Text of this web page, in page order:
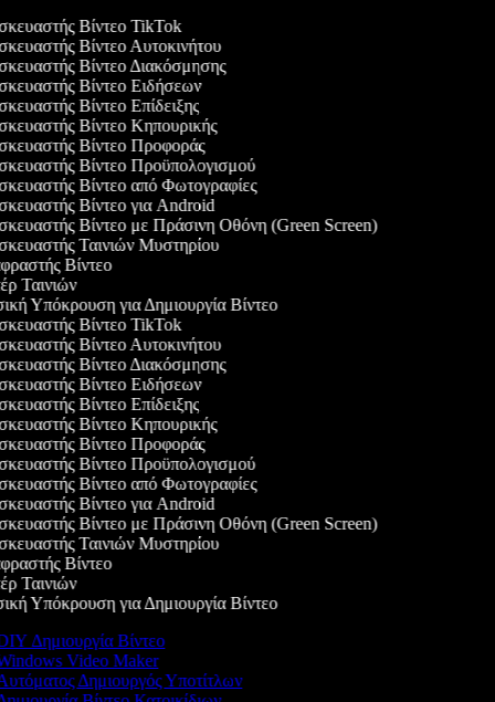
Βίντεο TikTok
Βίντεο Αυτοκινήτου
Βίντεο Διακόσμησης
Βίντεο Ειδήσεων
Βίντεο Επίδειξης
Βίντεο Κηπουρικής
Βίντεο Προφοράς
Βίντεο Προϋπολογισμού
Βίντεο από Φωτογραφίες
Βίντεο για Android
Βίντεο με Πράσινη Οθόνη (Green Screen)
Ταινιών Μυστηρίου
Βίντεο
Ταινιών
Υπόκρουση για Δημιουργία Βίντεο
Βίντεο TikTok
Βίντεο Αυτοκινήτου
Βίντεο Διακόσμησης
Βίντεο Ειδήσεων
Βίντεο Επίδειξης
Βίντεο Κηπουρικής
Βίντεο Προφοράς
Βίντεο Προϋπολογισμού
Βίντεο από Φωτογραφίες
Βίντεο για Android
Βίντεο με Πράσινη Οθόνη (Green Screen)
Ταινιών Μυστηρίου
Βίντεο
Ταινιών
Υπόκρουση για Δημιουργία Βίντεο
Δημιουργία Βίντεο
Video Maker
Δημιουργός Υποτίτλων